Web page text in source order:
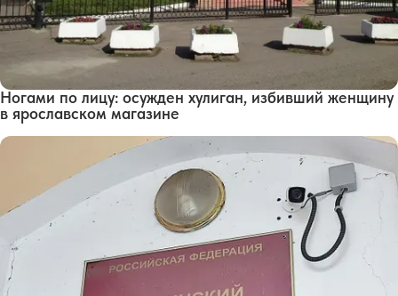
Ногами по лицу: осужден хулиган, избивший женщину
в ярославском магазине